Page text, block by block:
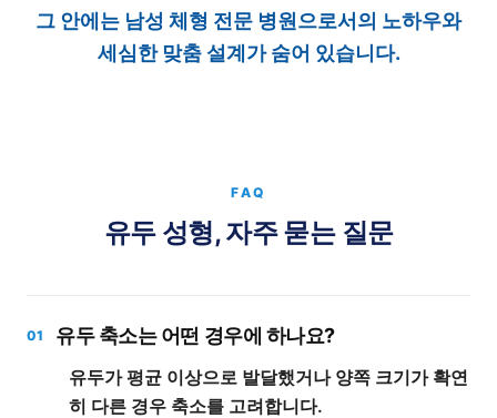
그 안에는 남성 체형 전문 병원으로서의 노하우와
세심한 맞춤 설계가 숨어 있습니다.
FAQ
유두 성형, 자주 묻는 질문
01 유두 축소는 어떤 경우에 하나요?
유두가 평균 이상으로 발달했거나 양쪽 크기가 확연
히 다른 경우 축소를 고려합니다.